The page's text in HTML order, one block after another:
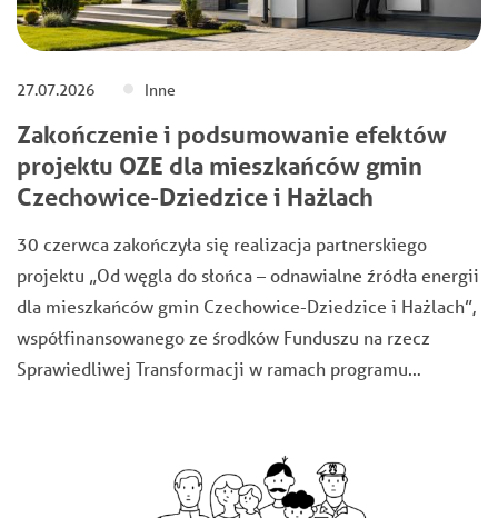
27.07.2026 Inne
Zakończenie i podsumowanie efektów
projektu OZE dla mieszkańców gmin
Czechowice-Dziedzice i Hażlach
30 czerwca zakończyła się realizacja partnerskiego
projektu „Od węgla do słońca – odnawialne źródła energii
dla mieszkańców gmin Czechowice-Dziedzice i Hażlach”,
współfinansowanego ze środków Funduszu na rzecz
Sprawiedliwej Transformacji w ramach programu…